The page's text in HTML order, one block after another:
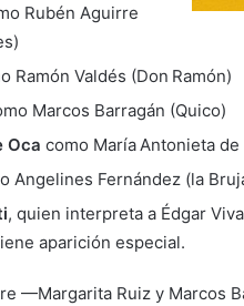
Rubén Aguirre
Ramón Valdés (Don Ramón)
Marcos Barragán (Quico)
Oca como María Antonieta
Angelines Fernández (la
, quien interpreta a Édgar
aparición especial.
—Margarita Ruiz y Marcos